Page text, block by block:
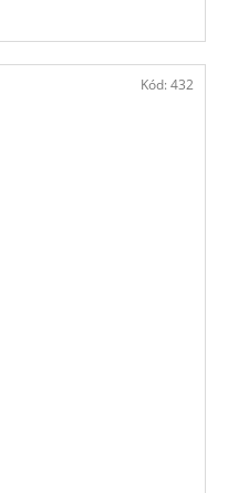
Kód: 432